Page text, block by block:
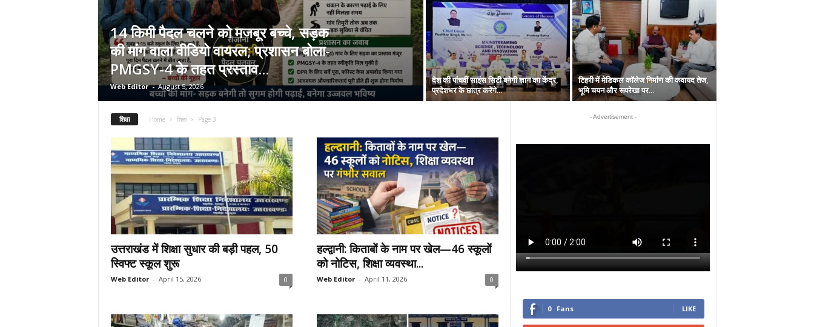
c
o
m
/
14 किमी पैदल चलने को मजबूर बच्चे, सड़क
की मांग वाला वीडियो वायरल; प्रशासन बोला-
PMGSY-4 के तहत प्रस्ताव...
Web Editor - August 5, 2026
देश की पांचवीं साइंस सिटी बनेगी ज्ञान का केंद्र,
प्रदेशभर के छात्र करेंगे...
टिहरी में मेडिकल कॉलेज निर्माण की कवायद तेज,
भूमि चयन और रूपरेखा पर...
शिक्षा Home शिक्षा Page 3
उत्तराखंड में शिक्षा सुधार की बड़ी पहल, 50
स्विफ्ट स्कूल शुरू
Web Editor - April 15, 2026 0
हल्द्वानी: किताबों के नाम पर खेल—46 स्कूलों
को नोटिस, शिक्षा व्यवस्था...
Web Editor - April 11, 2026 0
- Advertisement -
0 Fans LIKE